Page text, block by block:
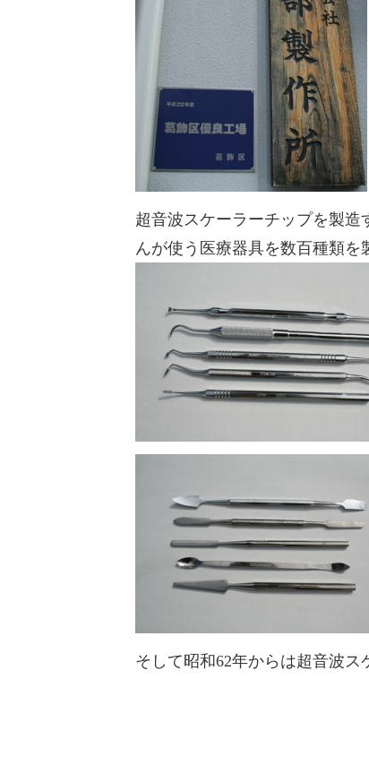
超音波スケーラーチップを製造
んが使う医療器具を数百種類を
そして昭和62年からは超音波